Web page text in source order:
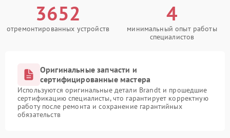
3652
отремонтированных устройств
4
минимальный опыт работы
специалистов
Оригинальные запчасти и
сертифицированные мастера
Используются оригинальные детали Brandt и прошедшие
сертификацию специалисты, что гарантирует корректную
работу после ремонта и сохранение гарантийных
обязательств